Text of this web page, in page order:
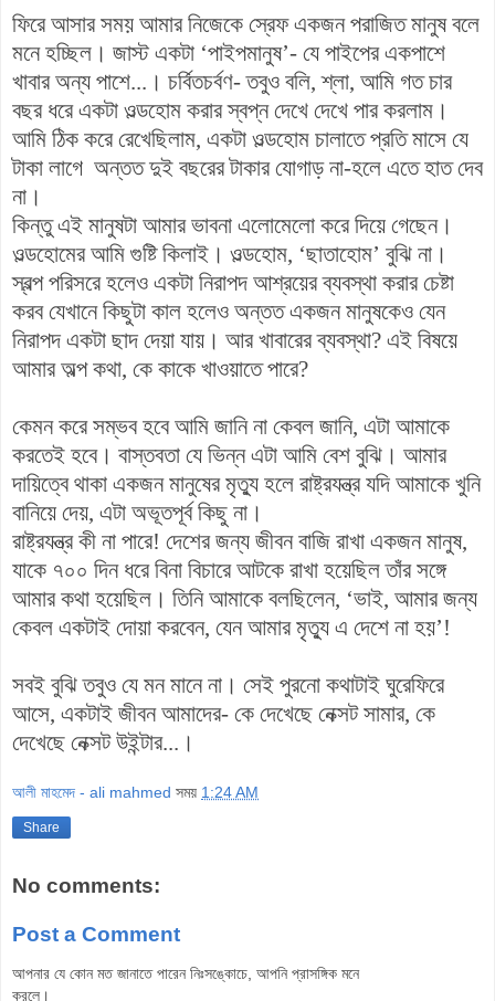
ফিরে আসার সময় আমার নিজেকে স্রেফ একজন পরাজিত মানুষ বলে
মনে হচ্ছিল। জাস্ট একটা ‘পাইপমানুষ’- যে পাইপের একপাশে
খাবার অন্য পাশে...। চর্বিতচর্বণ- তবুও বলি, শ্লা, আমি গত চার
বছর ধরে একটা ওল্ডহোম করার স্বপ্ন দেখে দেখে পার করলাম।
আমি ঠিক করে রেখেছিলাম, একটা ওল্ডহোম চালাতে প্রতি মাসে যে
টাকা লাগে অন্তত দুই বছরের টাকার যোগাড় না-হলে এতে হাত দেব
না।
কিন্তু এই মানুষটা আমার ভাবনা এলোমেলো করে দিয়ে গেছেন।
ওল্ডহোমের আমি গুষ্টি কিলাই। ওল্ডহোম, ‘ছাতাহোম’ বুঝি না।
স্বল্প পরিসরে হলেও একটা নিরাপদ আশ্রয়ের ব্যবস্থা করার চেষ্টা
করব যেখানে কিছুটা কাল হলেও অন্তত একজন মানুষকেও যেন
নিরাপদ একটা ছাদ দেয়া যায়। আর খাবারের ব্যবস্থা? এই বিষয়ে
আমার অল্প কথা, কে কাকে খাওয়াতে পারে?
কেমন করে সম্ভব হবে আমি জানি না কেবল জানি, এটা আমাকে
করতেই হবে। বাস্তবতা যে ভিন্ন এটা আমি বেশ বুঝি। আমার
দায়িত্বে থাকা একজন মানুষের মৃত্যু হলে রাষ্ট্রযন্ত্র যদি আমাকে খুনি
বানিয়ে দেয়, এটা অভূতপূর্ব কিছু না।
রাষ্ট্রযন্ত্র কী না পারে! দেশের জন্য জীবন বাজি রাখা একজন মানুষ,
যাকে ৭০০ দিন ধরে বিনা বিচারে আটকে রাখা হয়েছিল তাঁর সঙ্গে
আমার কথা হয়েছিল। তিনি আমাকে বলছিলেন, ‘ভাই, আমার জন্য
কেবল একটাই দোয়া করবেন, যেন আমার মৃত্যু এ দেশে না হয়’!
সবই বুঝি তবুও যে মন মানে না। সেই পুরনো কথাটাই ঘুরেফিরে
আসে, একটাই জীবন আমাদের- কে দেখেছে নেক্সট সামার, কে
দেখেছে নেক্সট উইন্টার...।
আলী মাহমেদ - ali mahmed সময় 1:24 AM
Share
No comments:
Post a Comment
আপনার যে কোন মত জানাতে পারেন নিঃসঙ্কোচে, আপনি প্রাসঙ্গিক মনে
করলে।